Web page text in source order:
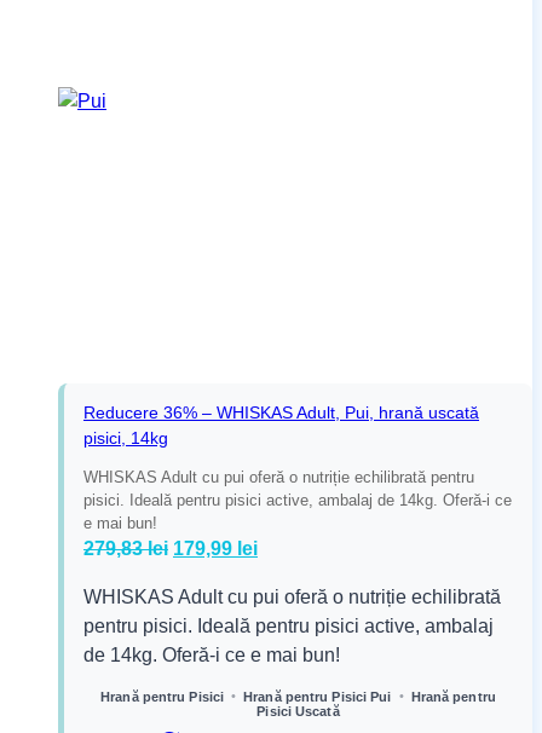
Reducere 36% – WHISKAS Adult, Pui, hrană uscată
pisici, 14kg
WHISKAS Adult cu pui oferă o nutriție echilibrată pentru
pisici. Ideală pentru pisici active, ambalaj de 14kg. Oferă-i ce
e mai bun!
279,83lei Prețul
a
fost:
279,83 lei.
179,99 leiPrețul
este:
179,99 lei.
WHISKAS Adult cu pui oferă o nutriție echilibrată
pentru pisici. Ideală pentru pisici active, ambalaj
de 14kg. Oferă-i ce e mai bun!
Hrană pentru Pisici • Hrană pentru Pisici Pui • Hrană pentru
Pisici Uscată